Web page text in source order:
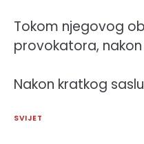
Tokom njegovog
provokatora,
Nakon kratkog
SVIJET